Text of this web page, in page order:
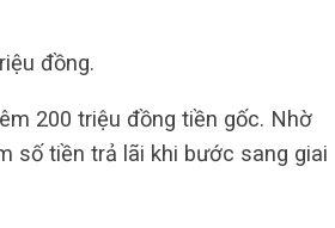
đồng.
200 triệu đồng tiền gốc. Nhờ
số tiền trả lãi khi bước sang giai